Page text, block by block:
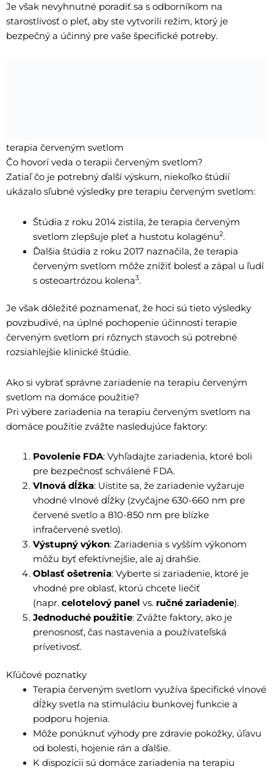
Je však nevyhnutné poradiť sa s odborníkom na
starostlivosť o pleť, aby ste vytvorili režim, ktorý je
bezpečný a účinný pre vaše špecifické potreby.
terapia červeným svetlom
Čo hovorí veda o terapii červeným svetlom?
Zatiaľ čo je potrebný ďalší výskum, niekoľko štúdií
ukázalo sľubné výsledky pre terapiu červeným svetlom:
Štúdia z roku 2014 zistila, že terapia červeným
svetlom zlepšuje pleť a hustotu kolagénu2.
Ďalšia štúdia z roku 2017 naznačila, že terapia
červeným svetlom môže znížiť bolesť a zápal u ľudí
s osteoartrózou kolena3.
Je však dôležité poznamenať, že hoci sú tieto výsledky
povzbudivé, na úplné pochopenie účinnosti terapie
červeným svetlom pri rôznych stavoch sú potrebné
rozsiahlejšie klinické štúdie.
Ako si vybrať správne zariadenie na terapiu červeným
svetlom na domáce použitie?
Pri výbere zariadenia na terapiu červeným svetlom na
domáce použitie zvážte nasledujúce faktory:
Povolenie FDA: Vyhľadajte zariadenia, ktoré boli
pre bezpečnosť schválené FDA.
Vlnová dĺžka: Uistite sa, že zariadenie vyžaruje
vhodné vlnové dĺžky (zvyčajne 630-660 nm pre
červené svetlo a 810-850 nm pre blízke
infračervené svetlo).
Výstupný výkon: Zariadenia s vyšším výkonom
môžu byť efektívnejšie, ale aj drahšie.
Oblasť ošetrenia: Vyberte si zariadenie, ktoré je
vhodné pre oblasť, ktorú chcete liečiť
(napr. celotelový panel vs. ručné zariadenie).
Jednoduché použitie: Zvážte faktory, ako je
prenosnosť, čas nastavenia a používateľská
prívetivosť.
Kľúčové poznatky
Terapia červeným svetlom využíva špecifické vlnové
dĺžky svetla na stimuláciu bunkovej funkcie a
podporu hojenia.
Môže ponúknuť výhody pre zdravie pokožky, úľavu
od bolesti, hojenie rán a ďalšie.
K dispozícii sú domáce zariadenia na terapiu